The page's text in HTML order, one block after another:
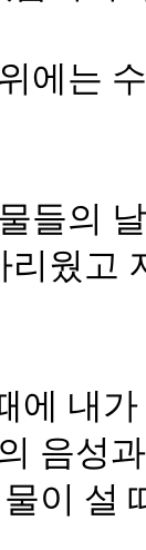
에는
들의
웠고
에 내
음성
이 설